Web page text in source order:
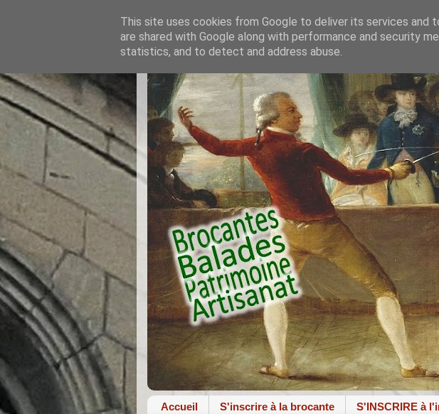
Accueil S'inscrire à la brocante S'INSCRIRE à
This site uses cookies from Google to deliver its services and
are shared with Google along with performance and security
statistics, and to detect and address abuse.